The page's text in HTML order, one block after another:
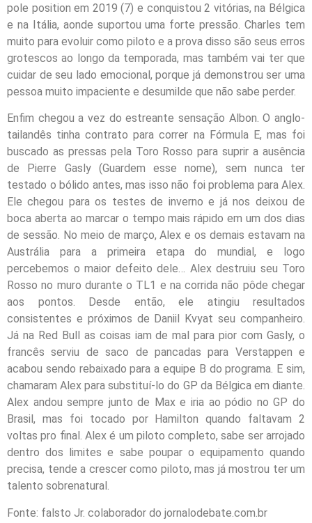
pole position em 2019 (7) e conquistou 2 vitórias, na Bélgica
e na Itália, aonde suportou uma forte pressão. Charles tem
muito para evoluir como piloto e a prova disso são seus erros
grotescos ao longo da temporada, mas também vai ter que
cuidar de seu lado emocional, porque já demonstrou ser uma
pessoa muito impaciente e desumilde que não sabe perder.
Enfim chegou a vez do estreante sensação Albon. O anglo-
tailandês tinha contrato para correr na Fórmula E, mas foi
buscado as pressas pela Toro Rosso para suprir a ausência
de Pierre Gasly (Guardem esse nome), sem nunca ter
testado o bólido antes, mas isso não foi problema para Alex.
Ele chegou para os testes de inverno e já nos deixou de
boca aberta ao marcar o tempo mais rápido em um dos dias
de sessão. No meio de março, Alex e os demais estavam na
Austrália para a primeira etapa do mundial, e logo
percebemos o maior defeito dele… Alex destruiu seu Toro
Rosso no muro durante o TL1 e na corrida não pôde chegar
aos pontos. Desde então, ele atingiu resultados
consistentes e próximos de Daniil Kvyat seu companheiro.
Já na Red Bull as coisas iam de mal para pior com Gasly, o
francês serviu de saco de pancadas para Verstappen e
acabou sendo rebaixado para a equipe B do programa. E sim,
chamaram Alex para substituí-lo do GP da Bélgica em diante.
Alex andou sempre junto de Max e iria ao pódio no GP do
Brasil, mas foi tocado por Hamilton quando faltavam 2
voltas pro final. Alex é um piloto completo, sabe ser arrojado
dentro dos limites e sabe poupar o equipamento quando
precisa, tende a crescer como piloto, mas já mostrou ter um
talento sobrenatural.
Fonte: falsto Jr. colaborador do jornalodebate.com.br